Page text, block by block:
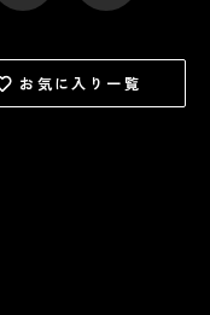
お気に入り一覧